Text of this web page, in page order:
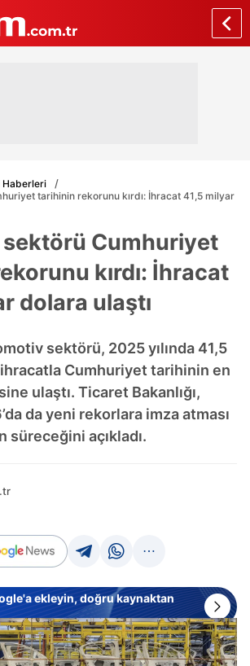
Haberleri
tarihinin rekorunu kırdı: İhracat 41,5 milyar
Cumhuriyet
kırdı: İhracat
dolara ulaştı
sektörü, 2025 yılında 41,5
Cumhuriyet tarihinin en
ulaştı. Ticaret Bakanlığı,
da yeni rekorlara imza atması
açıkladı.
ekleyin, doğru kaynaktan